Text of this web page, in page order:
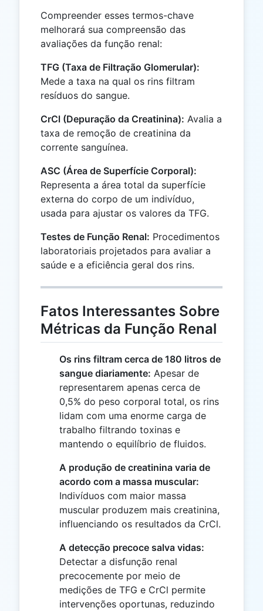
Compreender esses termos-chave
melhorará sua compreensão das
avaliações da função renal:
TFG (Taxa de Filtração Glomerular):
Mede a taxa na qual os rins filtram
resíduos do sangue.
CrCl (Depuração da Creatinina): Avalia a
taxa de remoção de creatinina da
corrente sanguínea.
ASC (Área de Superfície Corporal):
Representa a área total da superfície
externa do corpo de um indivíduo,
usada para ajustar os valores da TFG.
Testes de Função Renal: Procedimentos
laboratoriais projetados para avaliar a
saúde e a eficiência geral dos rins.
Fatos Interessantes Sobre
Métricas da Função Renal
Os rins filtram cerca de 180 litros de
sangue diariamente: Apesar de
representarem apenas cerca de
0,5% do peso corporal total, os rins
lidam com uma enorme carga de
trabalho filtrando toxinas e
mantendo o equilíbrio de fluidos.
A produção de creatinina varia de
acordo com a massa muscular:
Indivíduos com maior massa
muscular produzem mais creatinina,
influenciando os resultados da CrCl.
A detecção precoce salva vidas:
Detectar a disfunção renal
precocemente por meio de
medições de TFG e CrCl permite
intervenções oportunas, reduzindo